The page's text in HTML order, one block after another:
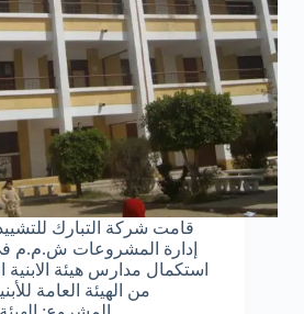
قامت شركة التبارك
من الهيئة العامة